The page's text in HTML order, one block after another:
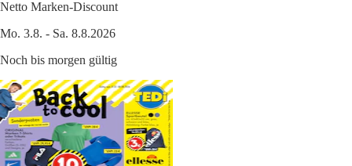
Netto Marken-Discount
Mo. 3.8. - Sa. 8.8.2026
Noch bis morgen gültig